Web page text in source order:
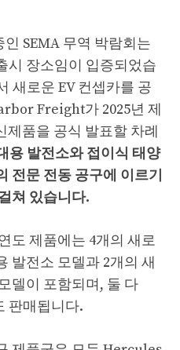
SEMA 무역 박람회는
시 장소임이 입증되었습
새로운 EV 컨셉카를 공
Freight가 2025년 제
제품을 공식 발표할 차례
용 발전소와 접이식 태양
전문 전동 공구에 이르기
쳐 있습니다.
도 제품에는 4개의 새로
발전소 모델과 2개의 새
델이 포함되며, 둘 다
판매됩니다.